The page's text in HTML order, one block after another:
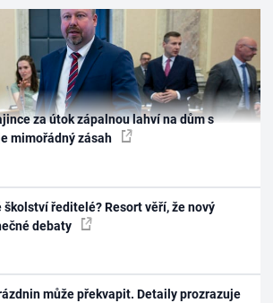
za útok zápalnou lahví na dům s
mimořádný zásah
školství ředitelé? Resort věří, že nový
debaty
může překvapit. Detaily prozrazuje